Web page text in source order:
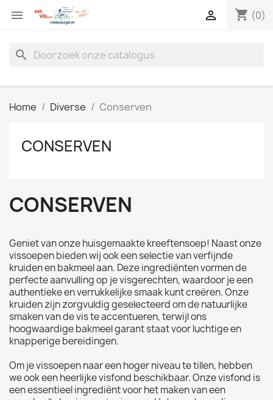
 shopping_cart (0)

search
Home Diverse Conserven
CONSERVEN
CONSERVEN
Geniet van onze huisgemaakte kreeftensoep! Naast onze
vissoepen bieden wij ook een selectie van verfijnde
kruiden en bakmeel aan. Deze ingrediënten vormen de
perfecte aanvulling op je visgerechten, waardoor je een
authentieke en verrukkelijke smaak kunt creëren. Onze
kruiden zijn zorgvuldig geselecteerd om de natuurlijke
smaken van de vis te accentueren, terwijl ons
hoogwaardige bakmeel garant staat voor luchtige en
knapperige bereidingen.
Om je vissoepen naar een hoger niveau te tillen, hebben
we ook een heerlijke visfond beschikbaar. Onze visfond is
een essentieel ingrediënt voor het maken van een